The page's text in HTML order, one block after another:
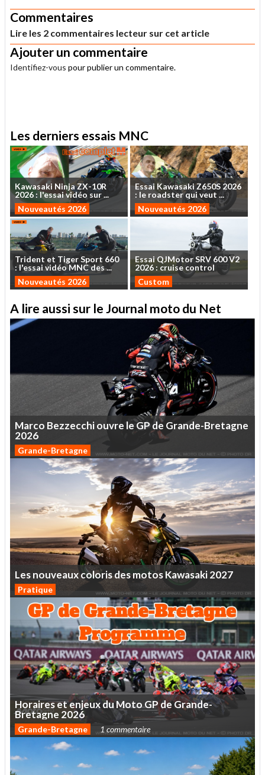
Commentaires
Lire les 2 commentaires lecteur sur cet article
Ajouter un commentaire
Identifiez-vous pour publier un commentaire.
Les derniers essais MNC
Kawasaki NinjaZX-10R
2026: l'essaividéo sur...
Nouveautés 2026
Essai Kawasaki Z650S 2026
: le roadsterquiveut ...
Nouveautés 2026
Trident et TigerSport 660
: l'essaividéo MNCdes...
Nouveautés 2026
EssaiQJMotorSRV 600V2
2026 : cruise control
Custom
A lire aussi sur le Journal moto du Net
Marco Bezzecchiouvre leGPde Grande-Bretagne
2026
Grande-Bretagne
LesnouveauxcolorisdesmotosKawasaki2027
Pratique
HorairesetenjeuxduMotoGPdeGrande-
Bretagne 2026
Grande-Bretagne 1 commentaire